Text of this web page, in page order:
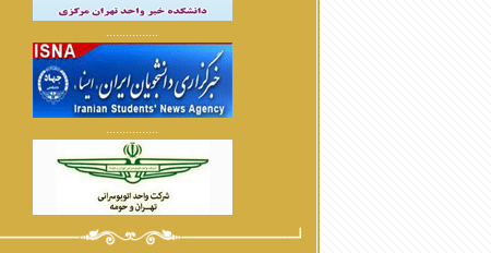
................
................